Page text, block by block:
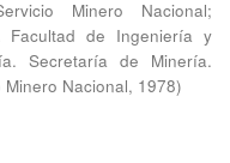
Minero Nacional;
Facultad de Ingeniería y
Secretaría de Minería.
Nacional, 1978)